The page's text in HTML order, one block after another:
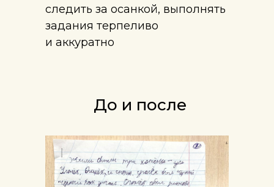
следить за осанкой, выполнять
задания терпеливо
и аккуратно
До и после